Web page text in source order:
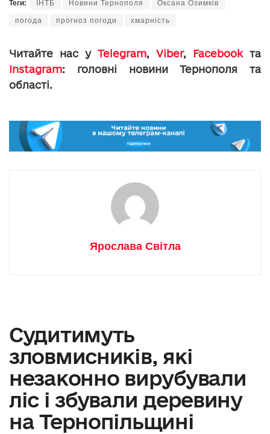
Теги: ІНТБ Новини Тернополя Оксана Озимків
погода прогноз погоди хмарність
Читайте нас у Telegram, Viber, Facebookта
Instagram: головні новини Тернополя та
області.
Ярослава Світла
Судитимуть
зловмисників, які
незаконно вирубували
ліс і збували деревину
на Тернопільщині